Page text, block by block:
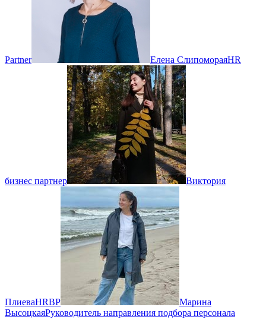
Partner Елена СлипомораяHR
бизнес партнер Виктория
ПлиеваHRBP
Марина
ВысоцкаяРуководитель направления подбора персонала